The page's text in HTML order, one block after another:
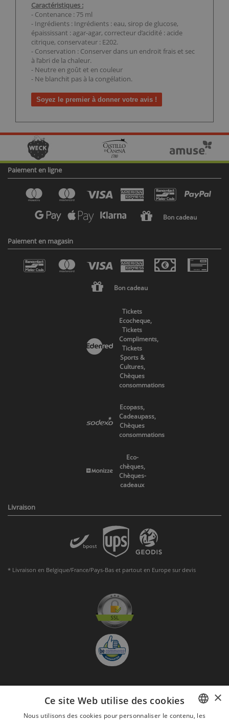
Caractéristiques :
- Contenance : 75 ml
- Ingrédients : Ingrédients : eau, sirop de glucose,
épaississant : agar-agar, correcteur d’acidité : acide
citrique, conservateur : E202.
- Conservation : Conserver dans un endroit frais et sec
à l’abri de la chaleur.
- Neutre en goût et en couleur
- Ne blanchit pas à la congélation.
Soyez le premier à donner votre avis !
Paiement en ligne
Bon cadeau
Paiement en magasin
Bon cadeau
Tickets
Ecocheque,
Tickets
Compliments,
Tickets
Sports &
Cultures,
Chèques
consommations
Ecopass,
Cadeaupass,
Chèques
consommations
Eco-
chèques,
Chèques-
cadeaux
Livraison
* Livraison en Belgique/France/Pays-Bas et partout en Europe sur devis
S'abonner à la Newsletter ×
Ce site Web utilise des cookies
Nous utilisons des cookies pour personnaliser le contenu, les